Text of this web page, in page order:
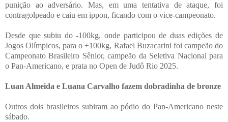
punição ao adversário. Mas, em uma tentativa de ataque, foi
contragolpeado e caiu em ippon, ficando com o vice-campeonato.
Desde que subiu do -100kg, onde participou de duas edições de
Jogos Olímpicos, para o +100kg, Rafael Buzacarini foi campeão do
Campeonato Brasileiro Sênior, campeão da Seletiva Nacional para
o Pan-Americano, e prata no Open de Judô Rio 2025.
Luan Almeida e Luana Carvalho fazem dobradinha de bronze
Outros dois brasileiros subiram ao pódio do Pan-Americano neste
sábado.